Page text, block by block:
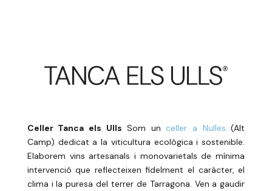
Celler Tanca els Ulls Som unceller a Nulles (Alt
Camp) dedicat a la viticultura ecològica i sostenible.
Elaborem vins artesanals i monovarietals de mínima
intervenció que reflecteixen fidelment el caràcter, el
clima i la puresa del terrer de Tarragona. Ven a gaudir